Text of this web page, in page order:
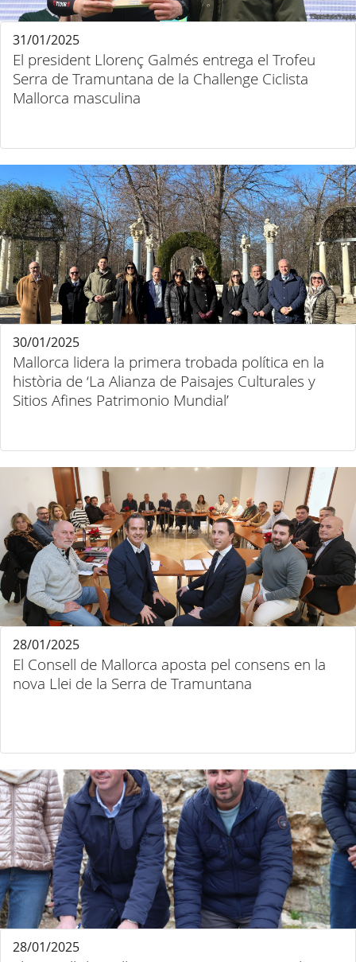
El president Llorenç Galmés entrega el Trofeu
Serra de Tramuntana de la Challenge Ciclista
Mallorca masculina
31/01/2025
Mallorca lidera la primera trobada política en la
història de ‘La Alianza de Paisajes Culturales y
Sitios Afines Patrimonio Mundial’
30/01/2025
El Consell de Mallorca aposta pel consens en la
nova Llei de la Serra de Tramuntana
28/01/2025
28/01/2025